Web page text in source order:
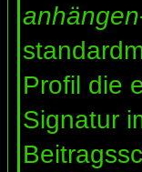
anhängen
Profil die
Signatur